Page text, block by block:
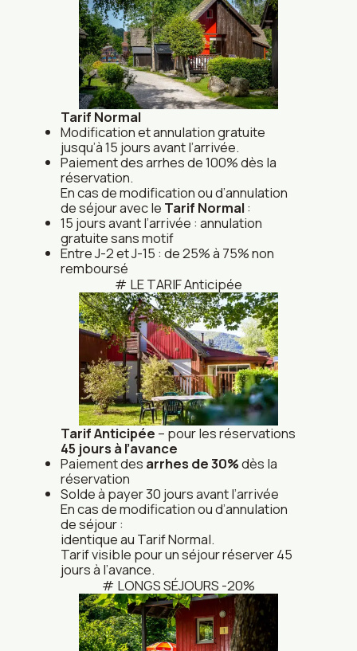
Tarif Normal
Modification et annulation gratuite
jusqu’à 15 jours avant l’arrivée.
Paiement des arrhes de 100% dès la
réservation.
En cas de modification ou d’annulation
de séjour avec le Tarif Normal:
15 jours avant l’arrivée : annulation
gratuite sans motif
Entre J-2 et J-15 : de 25% à 75% non
remboursé
LE TARIF Anticipée
Tarif Anticipée – pour les réservations
45 jours à l’avance
Paiement des arrhes de 30%dès la
réservation
Solde à payer 30 jours avant l’arrivée
En cas de modification ou d’annulation
de séjour :
identique au Tarif Normal.
Tarif visible pour un séjour réserver 45
jours à l’avance.
LONGS SÉJOURS -20%